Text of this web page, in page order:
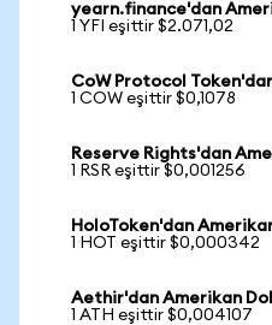
yearn.finance'dan
1 YFI eşittir $2.071,02
CoW Protocol
1 COW eşittir $0,1078
Reserve Rights'dan
1 RSR eşittir $0,001256
HoloToken'dan
1 HOT eşittir $0,000342
Aethir'dan Amerikan
1 ATH eşittir $0,004107